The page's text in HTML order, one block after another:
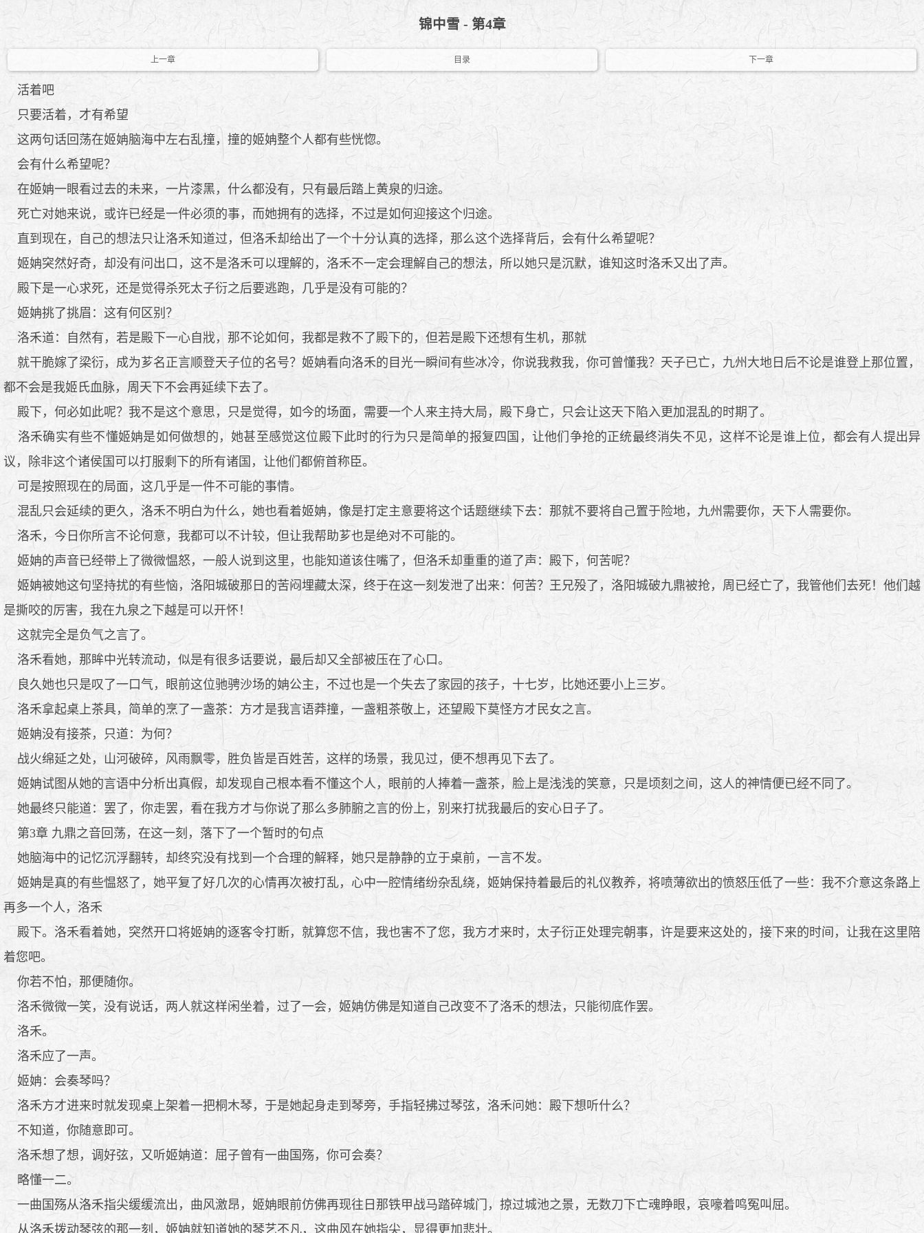
锦中雪 - 第4章
上一章 目录 下一章
活着吧
只要活着，才有希望
这两句话回荡在姬姌脑海中左右乱撞，撞的姬姌整个人都有些恍惚。
会有什么希望呢？
在姬姌一眼看过去的未来，一片漆黑，什么都没有，只有最后踏上黄泉的归途。
死亡对她来说，或许已经是一件必须的事，而她拥有的选择，不过是如何迎接这个归途。
直到现在，自己的想法只让洛禾知道过，但洛禾却给出了一个十分认真的选择，那么这个选择背后，会有什么希望呢？
姬姌突然好奇，却没有问出口，这不是洛禾可以理解的，洛禾不一定会理解自己的想法，所以她只是沉默，谁知这时洛禾又出了声。
殿下是一心求死，还是觉得杀死太子衍之后要逃跑，几乎是没有可能的？
姬姌挑了挑眉：这有何区别？
洛禾道：自然有，若是殿下一心自戕，那不论如何，我都是救不了殿下的，但若是殿下还想有生机，那就
就干脆嫁了梁衍，成为芗名正言顺登天子位的名号？姬姌看向洛禾的目光一瞬间有些冰冷，你说我救我，你可曾懂我？天子已亡，九州大地日后不论是谁登上那位置，
都不会是我姬氏血脉，周天下不会再延续下去了。
殿下，何必如此呢？我不是这个意思，只是觉得，如今的场面，需要一个人来主持大局，殿下身亡，只会让这天下陷入更加混乱的时期了。
洛禾确实有些不懂姬姌是如何做想的，她甚至感觉这位殿下此时的行为只是简单的报复四国，让他们争抢的正统最终消失不见，这样不论是谁上位，都会有人提出异
议，除非这个诸侯国可以打服剩下的所有诸国，让他们都俯首称臣。
可是按照现在的局面，这几乎是一件不可能的事情。
混乱只会延续的更久，洛禾不明白为什么，她也看着姬姌，像是打定主意要将这个话题继续下去：那就不要将自己置于险地，九州需要你，天下人需要你。
洛禾，今日你所言不论何意，我都可以不计较，但让我帮助芗也是绝对不可能的。
姬姌的声音已经带上了微微愠怒，一般人说到这里，也能知道该住嘴了，但洛禾却重重的道了声：殿下，何苦呢？
姬姌被她这句坚持扰的有些恼，洛阳城破那日的苦闷埋藏太深，终于在这一刻发泄了出来：何苦？王兄殁了，洛阳城破九鼎被抢，周已经亡了，我管他们去死！他们越
是撕咬的厉害，我在九泉之下越是可以开怀！
这就完全是负气之言了。
洛禾看她，那眸中光转流动，似是有很多话要说，最后却又全部被压在了心口。
良久她也只是叹了一口气，眼前这位驰骋沙场的姌公主，不过也是一个失去了家园的孩子，十七岁，比她还要小上三岁。
洛禾拿起桌上茶具，简单的烹了一盏茶：方才是我言语莽撞，一盏粗茶敬上，还望殿下莫怪方才民女之言。
姬姌没有接茶，只道：为何？
战火绵延之处，山河破碎，风雨飘零，胜负皆是百姓苦，这样的场景，我见过，便不想再见下去了。
姬姌试图从她的言语中分析出真假，却发现自己根本看不懂这个人，眼前的人捧着一盏茶，脸上是浅浅的笑意，只是顷刻之间，这人的神情便已经不同了。
她最终只能道：罢了，你走罢，看在我方才与你说了那么多肺腑之言的份上，别来打扰我最后的安心日子了。
第3章 九鼎之音回荡，在这一刻，落下了一个暂时的句点
她脑海中的记忆沉浮翻转，却终究没有找到一个合理的解释，她只是静静的立于桌前，一言不发。
姬姌是真的有些愠怒了，她平复了好几次的心情再次被打乱，心中一腔情绪纷杂乱绕，姬姌保持着最后的礼仪教养，将喷薄欲出的愤怒压低了一些：我不介意这条路上
再多一个人，洛禾
殿下。洛禾看着她，突然开口将姬姌的逐客令打断，就算您不信，我也害不了您，我方才来时，太子衍正处理完朝事，许是要来这处的，接下来的时间，让我在这里陪
着您吧。
你若不怕，那便随你。
洛禾微微一笑，没有说话，两人就这样闲坐着，过了一会，姬姌仿佛是知道自己改变不了洛禾的想法，只能彻底作罢。
洛禾。
洛禾应了一声。
姬姌：会奏琴吗？
洛禾方才进来时就发现桌上架着一把桐木琴，于是她起身走到琴旁，手指轻拂过琴弦，洛禾问她：殿下想听什么？
不知道，你随意即可。
洛禾想了想，调好弦，又听姬姌道：屈子曾有一曲国殇，你可会奏？
略懂一二。
一曲国殇从洛禾指尖缓缓流出，曲风激昂，姬姌眼前仿佛再现往日那铁甲战马踏碎城门，掠过城池之景，无数刀下亡魂睁眼，哀嚎着鸣冤叫屈。
从洛禾拨动琴弦的那一刻，姬姌就知道她的琴艺不凡，这曲风在她指尖，显得更加悲壮。